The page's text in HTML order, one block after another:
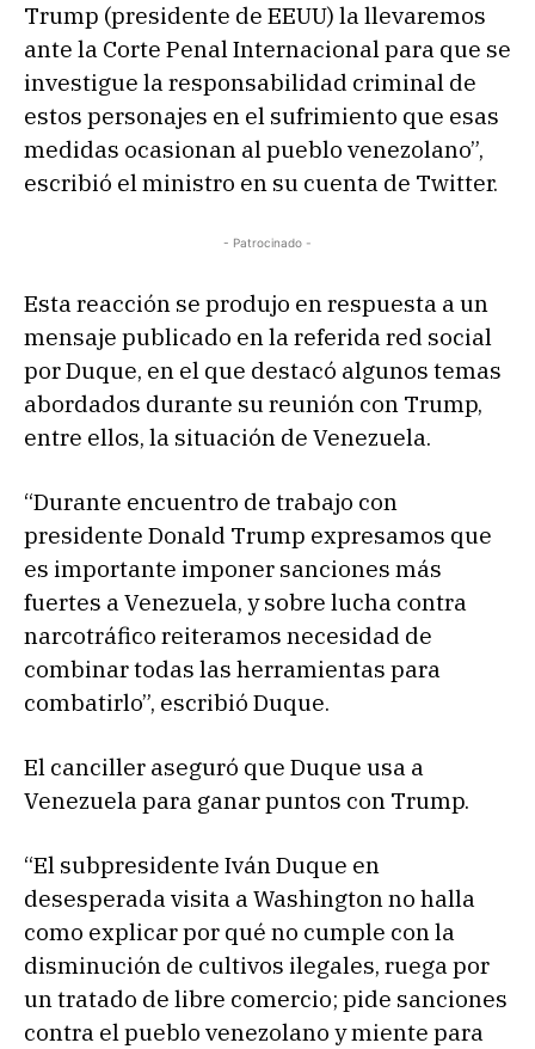
Trump (presidente de EEUU) la llevaremos
ante la Corte Penal Internacional para que se
investigue la responsabilidad criminal de
estos personajes en el sufrimiento que esas
medidas ocasionan al pueblo venezolano”,
escribió el ministro en su cuenta de Twitter.
- Patrocinado -
Esta reacción se produjo en respuesta a un
mensaje publicado en la referida red social
por Duque, en el que destacó algunos temas
abordados durante su reunión con Trump,
entre ellos, la situación de Venezuela.
“Durante encuentro de trabajo con
presidente Donald Trump expresamos que
es importante imponer sanciones más
fuertes a Venezuela, y sobre lucha contra
narcotráfico reiteramos necesidad de
combinar todas las herramientas para
combatirlo”, escribió Duque.
El canciller aseguró que Duque usa a
Venezuela para ganar puntos con Trump.
“El subpresidente Iván Duque en
desesperada visita a Washington no halla
como explicar por qué no cumple con la
disminución de cultivos ilegales, ruega por
un tratado de libre comercio; pide sanciones
contra el pueblo venezolano y miente para